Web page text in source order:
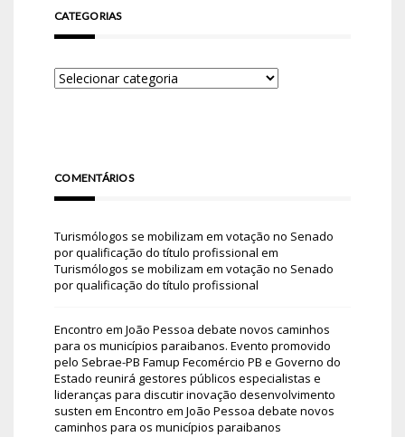
CATEGORIAS
COMENTÁRIOS
Turismólogos se mobilizam em votação no Senado
por qualificação do título profissional em
Turismólogos se mobilizam em votação no Senado
por qualificação do título profissional
Encontro em João Pessoa debate novos caminhos
para os municípios paraibanos. Evento promovido
pelo Sebrae-PB Famup Fecomércio PB e Governo do
Estado reunirá gestores públicos especialistas e
lideranças para discutir inovação desenvolvimento
susten em Encontro em João Pessoa debate novos
caminhos para os municípios paraibanos